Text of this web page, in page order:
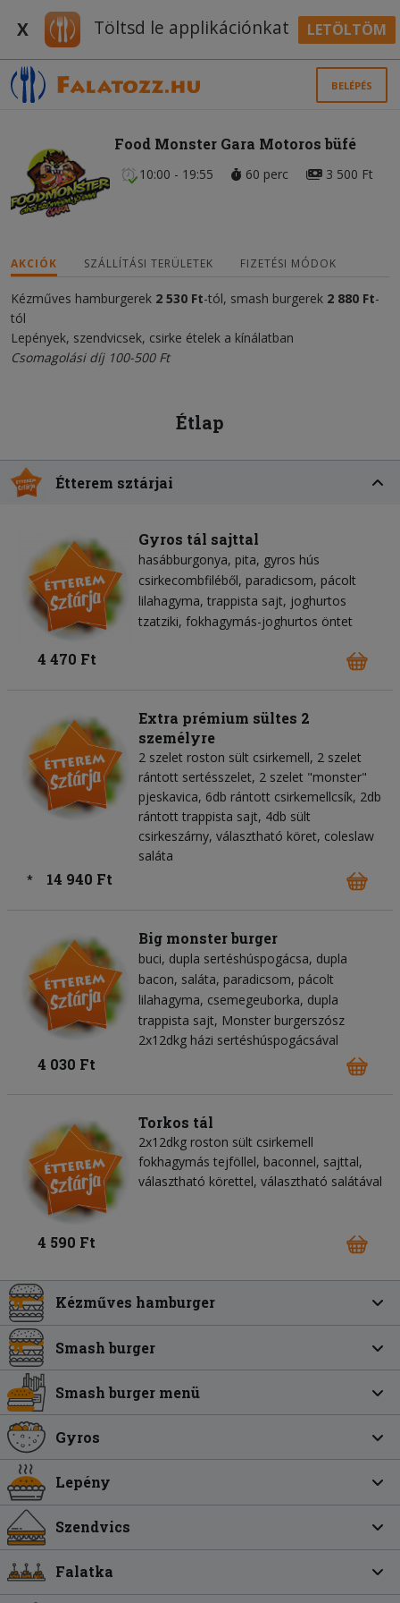
X Töltsd le applikációnkat LETÖLTÖM
BELÉPÉS
Food Monster Gara Motoros büfé
10:00 - 19:55 60 perc 3 500 Ft
AKCIÓK SZÁLLÍTÁSI TERÜLETEK FIZETÉSI MÓDOK
Kézműves hamburgerek 2 530 Ft-tól, smash burgerek 2 880 Ft-
tól
Lepények, szendvicsek, csirke ételek a kínálatban
Csomagolási díj 100-500 Ft
Étlap
Étterem sztárjai
Gyros tál sajttal
hasábburgonya pita gyros hús
csirkecombfiléből paradicsom pácolt
lilahagyma trappista sajt joghurtos
tzatziki fokhagymás-joghurtos öntet
4 470 Ft
Extra prémium sültes 2
személyre
2 szelet roston sült csirkemell, 2 szelet
rántott sertésszelet, 2 szelet "monster"
pjeskavica, 6db rántott csirkemellcsík, 2db
rántott trappista sajt, 4db sült
csirkeszárny, választható köret, coleslaw
saláta
*
14 940 Ft
Big monster burger
buci dupla sertéshúspogácsa dupla
bacon saláta paradicsom pácolt
lilahagyma csemegeuborka dupla
trappista sajt Monster burgerszósz
2x12dkg házi sertéshúspogácsával
4 030 Ft
Torkos tál
2x12dkg roston sült csirkemell
fokhagymás tejföllel, baconnel, sajttal,
választható körettel, választható salátával
4 590 Ft
Kézműves hamburger
Smash burger
Smash burger menü
Gyros
Lepény
Szendvics
Falatka